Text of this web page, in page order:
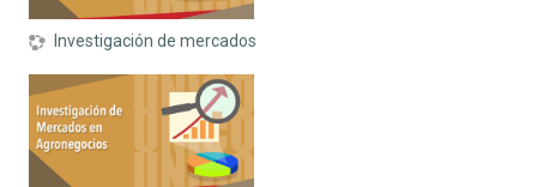
Investigación de mercados